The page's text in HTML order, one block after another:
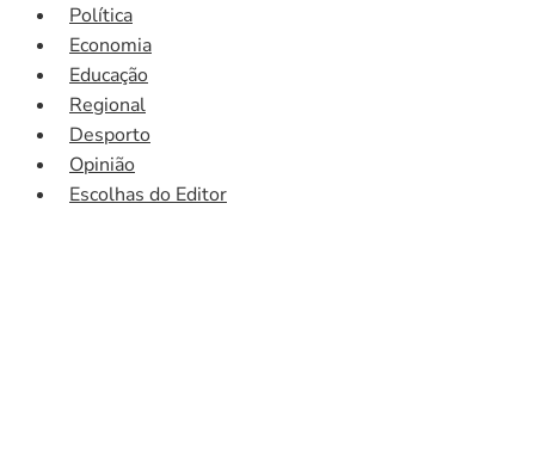
Política
Economia
Educação
Regional
Desporto
Opinião
Escolhas do Editor